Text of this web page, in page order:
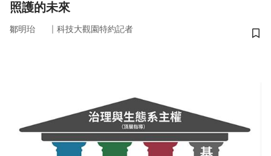
照護的未來
鄒明珆 ｜ 科技大觀園特約記者
儲